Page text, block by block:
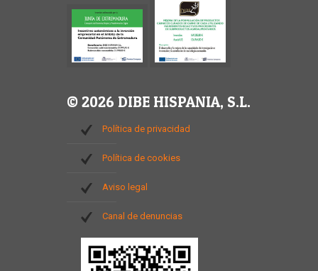
© 2026 DIBE HISPANIA, S.L.
Política de privacidad
Política de cookies
Aviso legal
Canal de denuncias